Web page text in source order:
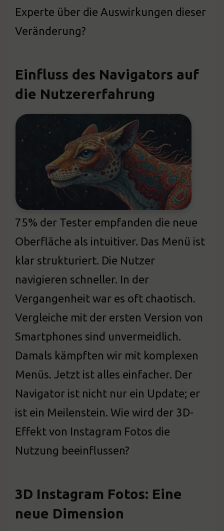
Experte über die Auswirkungen dieser
Veränderung?
Einfluss des Navigators auf
die Nutzererfahrung
75% der Tester empfanden die neue
Oberfläche als intuitiver. Das Menü ist
klar strukturiert. Die Nutzer
navigieren schneller. In der
Vergangenheit war es oft chaotisch.
Vergleiche mit der ersten Version von
Smartphones sind unvermeidlich.
Damals kämpften wir mit komplexen
Menüs. Jetzt ist alles einfacher. Der
Navigator ist nicht nur ein Update; er
ist ein Meilenstein. Wie wird der 3D-
Effekt von Instagram Fotos die
Nutzung beeinflussen?
3D Instagram Fotos: Eine
neue Dimension